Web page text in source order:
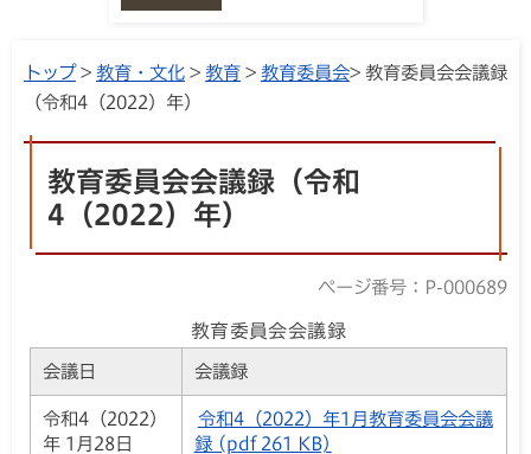
トップ> 教育・文化 > 教育 > 教育委員会> 教育委員会会議録
（令和4（2022）年）
教育委員会会議録（令和
4（2022）年）
ページ番号：P-000689
教育委員会会議録
会議日 会議録
令和4（2022）
年 1月28日
令和4（2022）年1月教育委員会会議
録 (pdf 261 KB)